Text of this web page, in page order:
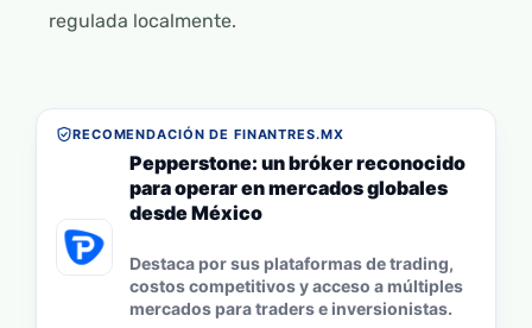
regulada localmente.
RECOMENDACIÓN DE FINANTRES.MX
Pepperstone: un bróker reconocido
para operar en mercados globales
desde México
Destaca por sus plataformas de trading,
costos competitivos y acceso a múltiples
mercados para traders e inversionistas.